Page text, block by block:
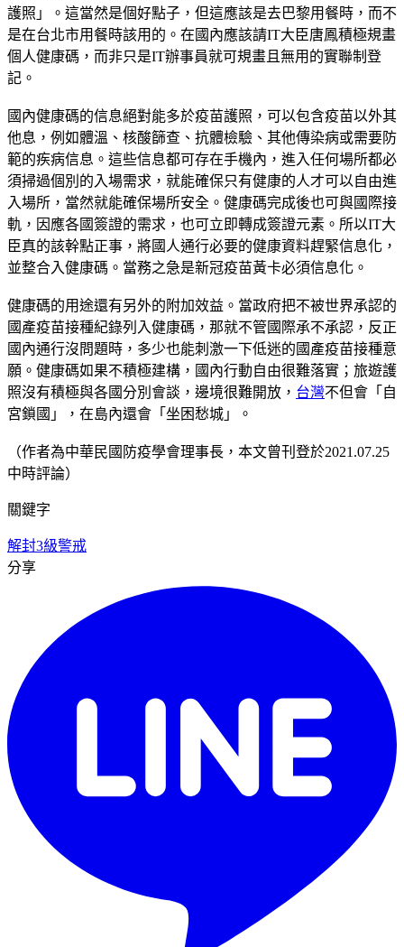
護照」。這當然是個好點子，但這應該是去巴黎用餐時，而不
是在台北市用餐時該用的。在國內應該請IT大臣唐鳳積極規畫
個人健康碼，而非只是IT辦事員就可規畫且無用的實聯制登
記。
國內健康碼的信息絕對能多於疫苗護照，可以包含疫苗以外其
他息，例如體溫、核酸篩查、抗體檢驗、其他傳染病或需要防
範的疾病信息。這些信息都可存在手機內，進入任何場所都必
須掃過個別的入場需求，就能確保只有健康的人才可以自由進
入場所，當然就能確保場所安全。健康碼完成後也可與國際接
軌，因應各國簽證的需求，也可立即轉成簽證元素。所以IT大
臣真的該幹點正事，將國人通行必要的健康資料趕緊信息化，
並整合入健康碼。當務之急是新冠疫苗黃卡必須信息化。
健康碼的用途還有另外的附加效益。當政府把不被世界承認的
國產疫苗接種紀錄列入健康碼，那就不管國際承不承認，反正
國內通行沒問題時，多少也能刺激一下低迷的國產疫苗接種意
願。健康碼如果不積極建構，國內行動自由很難落實；旅遊護
照沒有積極與各國分別會談，邊境很難開放， 台灣不但會「自
宮鎖國」，在島內還會「坐困愁城」。
（作者為中華民國防疫學會理事長，本文曾刊登於2021.07.25
中時評論）
關鍵字
解封3級警戒
分享